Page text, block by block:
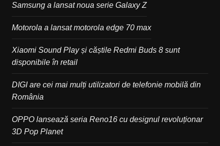
Samsung a lansat noua serie Galaxy Z
Motorola a lansat motorola edge 70 max
Xiaomi Sound Play și căștile Redmi Buds 8 sunt
disponibile în retail
DIGI are cei mai mulți utilizatori de telefonie mobilă din
România
OPPO lansează seria Reno16 cu designul revoluționar
3D Pop Planet